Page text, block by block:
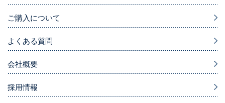
ご購入について
よくある質問
会社概要
採用情報